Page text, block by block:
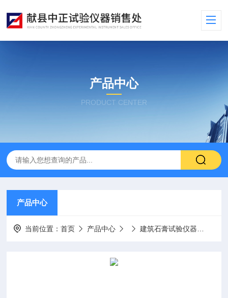
产品中心
PRODUCT CENTER
产品中心
当前位置：首页 产品中心 建筑石膏试验仪器